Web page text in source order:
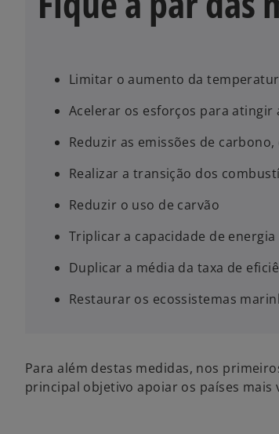
Limitar o aumento da
Acelerar os esforços para
Reduzir as emissões de
Realizar a transição dos
Reduzir o uso de carvão
Triplicar a capacidade de
Duplicar a média da taxa de
Restaurar os ecossistemas
Para além destas medidas, nos
principal objetivo apoiar os países